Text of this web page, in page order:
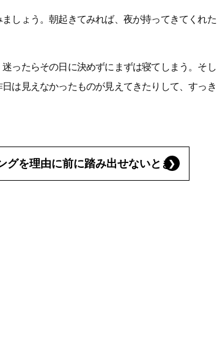
しょう。朝起きてみれば、夜が持ってきてくれた
ったらその日に決めずにまずは寝てしまう。そし
は見えなかったものが見えてきたりして、すっき
グを理由に前に踏み出せないとき